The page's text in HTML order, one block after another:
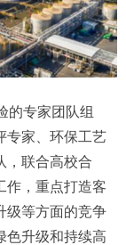
的专家团队组
专家、环保工艺
，联合高校合
作，重点打造客
级等方面的竞争
色升级和持续高